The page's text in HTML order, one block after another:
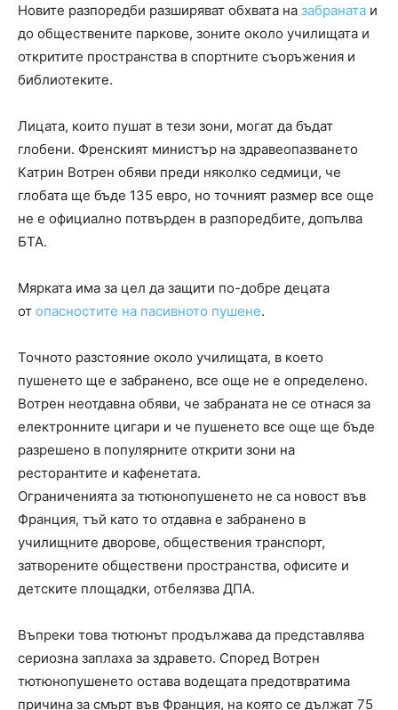
Новите разпоредби разширяват обхвата на забраната и
до обществените паркове, зоните около училищата и
откритите пространства в спортните съоръжения и
библиотеките.
Лицата, които пушат в тези зони, могат да бъдат
глобени. Френският министър на здравеопазването
Катрин Вотрен обяви преди няколко седмици, че
глобата ще бъде 135 евро, но точният размер все още
не е официално потвърден в разпоредбите, допълва
БТА.
Мярката има за цел да защити по-добре децата
от опасностите на пасивното пушене.
Точното разстояние около училищата, в което
пушенето ще е забранено, все още не е определено.
Вотрен неотдавна обяви, че забраната не се отнася за
електронните цигари и че пушенето все още ще бъде
разрешено в популярните открити зони на
ресторантите и кафенетата.
Ограниченията за тютюнопушенето не са новост във
Франция, тъй като то отдавна е забранено в
училищните дворове, обществения транспорт,
затворените обществени пространства, офисите и
детските площадки, отбелязва ДПА.
Въпреки това тютюнът продължава да представлява
сериозна заплаха за здравето. Според Вотрен
тютюнопушенето остава водещата предотвратима
причина за смърт във Франция, на която се дължат 75